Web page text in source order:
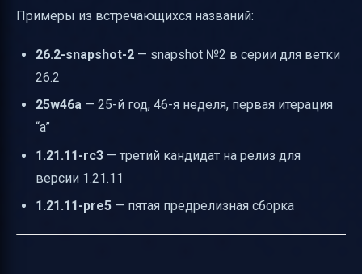
Примеры из встречающихся названий:
26.2-snapshot-2 — snapshot №2 в серии для ветки
26.2
25w46a — 25-й год, 46-я неделя, первая итерация
“a”
1.21.11-rc3 — третий кандидат на релиз для
версии 1.21.11
1.21.11-pre5 — пятая предрелизная сборка